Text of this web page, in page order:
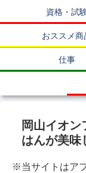
資格・試
おススメ商
仕事
岡山イオ
はんが美味
※当サイトはア